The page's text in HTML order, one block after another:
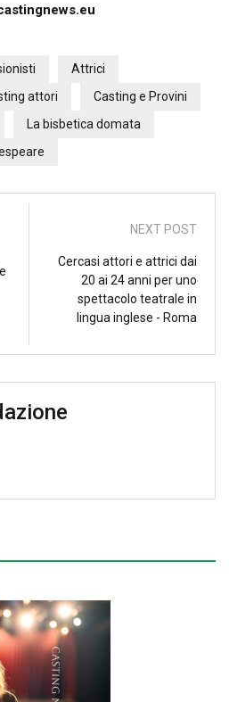
Attrici
attori
Casting e Provini
La bisbetica domata
NEXT POST
Cercasi attori e attrici dai
20 ai 24 anni per uno
spettacolo teatrale in
lingua inglese - Roma